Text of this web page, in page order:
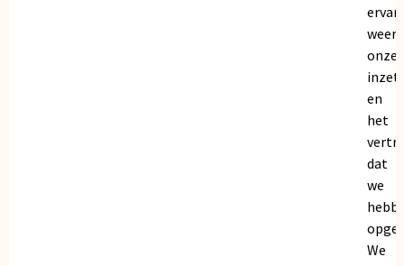
onze
inzet
en
het
dat
we
We